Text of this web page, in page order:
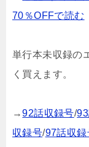
70％OFFで読む
単行本未収録の
く買えます。
→92話収録号/
収録号/97話収録